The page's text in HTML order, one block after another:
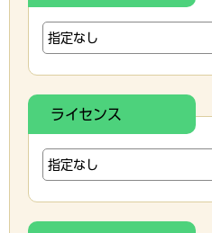
ライセンス